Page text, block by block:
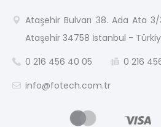
Ataşehir Bulvarı 38. Ada Ata
Ataşehir 34758 İstanbul -
0 216 456 40 05
0 216
info@fotech.com.tr